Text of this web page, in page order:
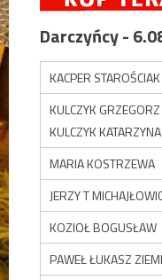
Darczyńcy -
KACPER STAROŚCIAK
KULCZYK
KULCZYK KATARZYNA
MARIA KOSTRZEWA
JERZY T
KOZIOŁ BOGUSŁAW
PAWEŁ ŁUKASZ